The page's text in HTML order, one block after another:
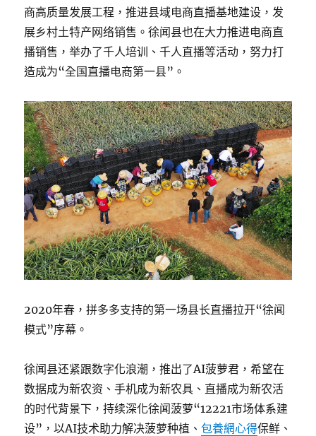
商高质量发展工程，推进县域电商直播基地建设，发
展乡村土特产网络销售。徐闻县也在大力推进电商直
播销售，举办了千人培训、千人直播等活动，努力打
造成为“全国直播电商第一县”。
2020年春，拼多多支持的第一场县长直播拉开“徐闻
模式”序幕。
徐闻县还紧跟数字化浪潮，推出了AI菠萝君，希望在
数据成为新农资、手机成为新农具、直播成为新农活
的时代背景下，持续深化徐闻菠萝“12221市场体系建
设”，以AI技术助力解决菠萝种植、包養網心得保鲜、